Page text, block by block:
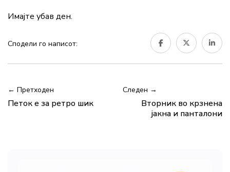
Имајте убав ден.
Сподели го написот:
← Претходен
Петок е за ретро шик
Следен →
Вторник во крзнена
јакна и панталони